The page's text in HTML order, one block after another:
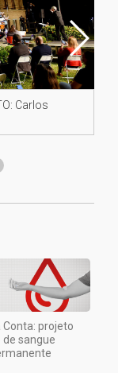
Carlos
Conta: projeto
de sangue